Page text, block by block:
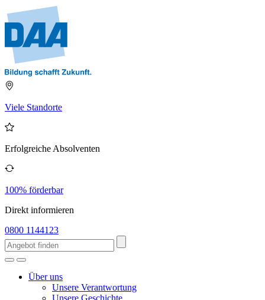
Viele Standorte
Erfolgreiche Absolventen
100% förderbar
Direkt informieren
0800 1144123
Über uns
Unsere Verantwortung
Unsere Geschichte